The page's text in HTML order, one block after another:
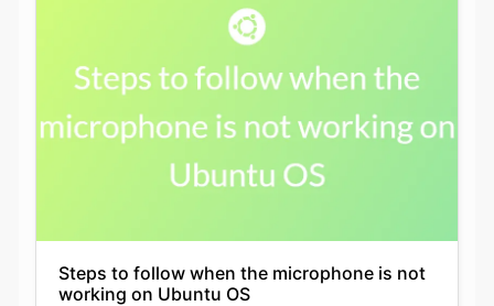
Steps to follow when the microphone is not
working on Ubuntu OS